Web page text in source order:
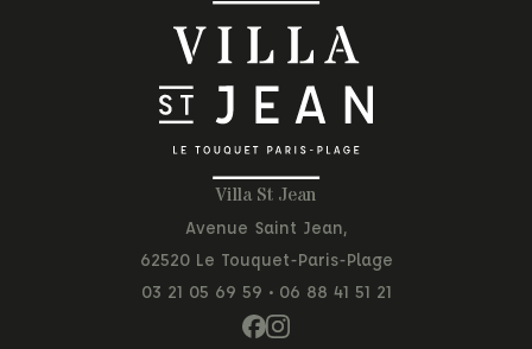
Villa St Jean
Avenue Saint Jean,
62520 Le Touquet-Paris-Plage
03 21 05 69 59 • 06 88 41 51 21